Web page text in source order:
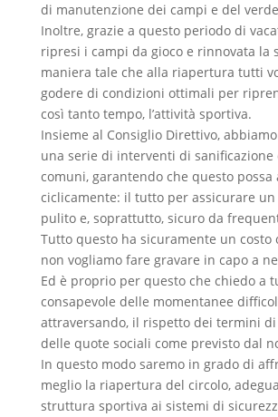
di manutenzione dei campi e del
Inoltre, grazie a questo periodo di
ripresi i campi da gioco e rinnovata la
maniera tale che alla riapertura tutti
godere di condizioni ottimali per
così tanto tempo, l’attività sportiva.
Insieme al Consiglio Direttivo,
una serie di interventi di
comuni, garantendo che questo possa
ciclicamente: il tutto per assicurare
pulito e, soprattutto, sicuro da
Tutto questo ha sicuramente un costo
non vogliamo fare gravare in capo a
Ed è proprio per questo che chiedo a
consapevole delle momentanee
attraversando, il rispetto dei termini
delle quote sociali come previsto dal
In questo modo saremo in grado di
meglio la riapertura del circolo,
struttura sportiva ai sistemi di